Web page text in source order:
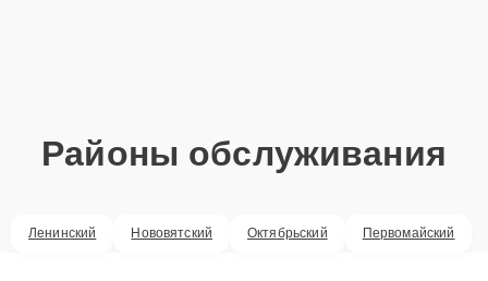
Районы обслуживания
Ленинский Нововятский Октябрьский Первомайский